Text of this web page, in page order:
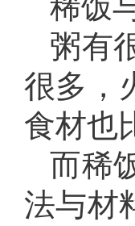
粥有
很多，
食材也
而稀
法与材